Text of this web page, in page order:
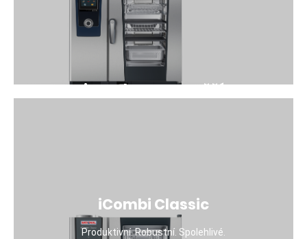
iCombo Pro - Vyšší
produktivita
dynamicky na vaše požadavky. Dvířka trouby jsou
příliš dlouho otevřená? Steak je vyšší než obvykle?
Více hranolků než jindy? Pak samostatně upravím
iCombi Classic
Produktivní. Robustní. Spolehlivé.